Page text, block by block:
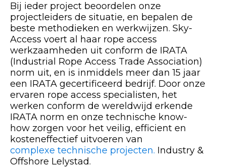
Bij ieder project beoordelen onze
projectleiders de situatie, en bepalen de
beste methodieken en werkwijzen. Sky-
Access voert al haar rope access
werkzaamheden uit conform de IRATA
(Industrial Rope Access Trade Association)
norm uit, en is inmiddels meer dan 15 jaar
een IRATA gecertificeerd bedrijf. Door onze
ervaren rope access specialisten, het
werken conform de wereldwijd erkende
IRATA norm en onze technische know-
how zorgen voor het veilig, efficient en
kosteneffectief uitvoeren van
complexe technische projecten. Industry &
Offshore Lelystad.